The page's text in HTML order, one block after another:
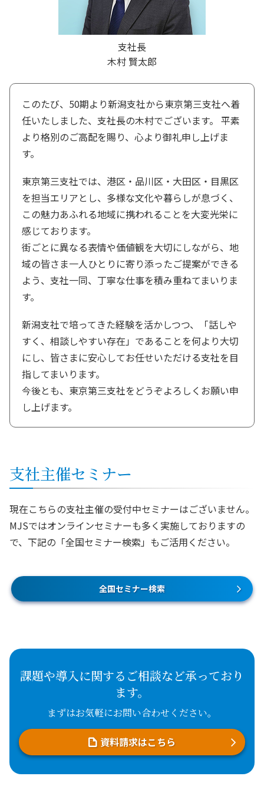
支社長
木村 賢太郎
このたび、50期より新潟支社から東京第三支社へ着
任いたしました、支社長の木村でございます。 平素
より格別のご高配を賜り、心より御礼申し上げま
す。
東京第三支社では、港区・品川区・大田区・目黒区
を担当エリアとし、多様な文化や暮らしが息づく、
この魅力あふれる地域に携われることを大変光栄に
感じております。
街ごとに異なる表情や価値観を大切にしながら、地
域の皆さま一人ひとりに寄り添ったご提案ができる
よう、支社一同、丁寧な仕事を積み重ねてまいりま
す。
新潟支社で培ってきた経験を活かしつつ、「話しや
すく、相談しやすい存在」であることを何より大切
にし、皆さまに安心してお任せいただける支社を目
指してまいります。
今後とも、東京第三支社をどうぞよろしくお願い申
し上げます。
支社主催セミナー
現在こちらの支社主催の受付中セミナーはございません。
MJSではオンラインセミナーも多く実施しておりますの
で、下記の「全国セミナー検索」もご活用ください。
全国セミナー検索
課題や導入に関するご相談など承っており
ます。
まずはお気軽にお問い合わせください。
資料請求はこちら